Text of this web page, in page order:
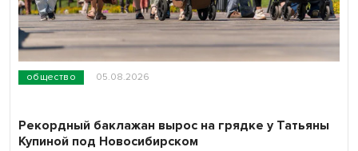
общество 05.08.2026
Рекордный баклажан вырос на грядке у Татьяны
Купиной под Новосибирском